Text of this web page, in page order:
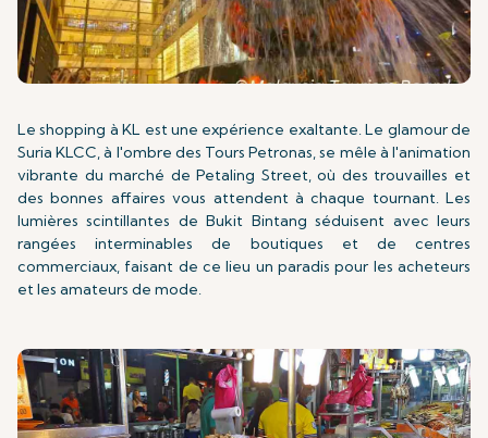
Le shopping à KL est une expérience exaltante. Le glamour de
Suria KLCC, à l'ombre des Tours Petronas, se mêle à l'animation
vibrante du marché de Petaling Street, où des trouvailles et
des bonnes affaires vous attendent à chaque tournant. Les
lumières scintillantes de Bukit Bintang séduisent avec leurs
rangées interminables de boutiques et de centres
commerciaux, faisant de ce lieu un paradis pour les acheteurs
et les amateurs de mode.